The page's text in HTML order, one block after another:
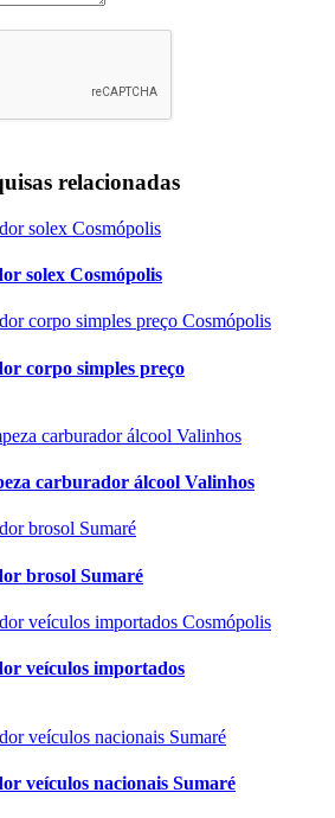
relacionadas
solex Cosmópolis
corpo simples preço
carburador álcool Valinhos
brosol Sumaré
veículos importados
veículos nacionais Sumaré